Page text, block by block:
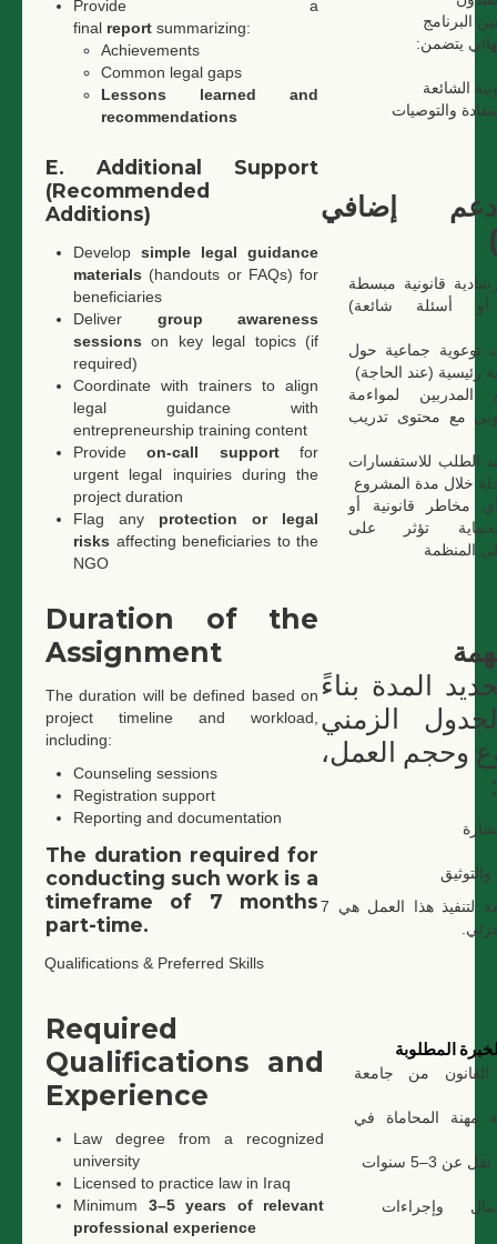
Provide a
final report summarizing:
Achievements
Common legal gaps
Lessons learned and
recommendations
البرنامج
يتضمن:
الشائعة
والتوصيات
E. Additional Support
(Recommended
Additions)
Develop simple legal guidance
materials (handouts or FAQs) for
beneficiaries
Deliver group awareness
sessions on key legal topics (if
required)
Coordinate with trainers to align
legal guidance with
entrepreneurship training content
Provideon-call supportfor
urgent legal inquiries during the
project duration
Flag any protection or legal
risks affecting beneficiaries to the
NGO
إضافي
)
قانونية مبسطة
أسئلة شائعة)
توعوية جماعية حول
رئيسية (عند الحاجة)
المدربين لمواءمة
مع محتوى تدريب
الطلب للاستفسارات
خلال مدة المشروع
مخاطر قانونية أو
تؤثر على
المنظمة
Duration of the
Assignment
The duration will be defined based on
project timeline and workload,
including:
Counseling sessions
Registration support
Reporting and documentation
The duration required for
conducting such work is a
timeframe of 7 months
part-time.
المدة بناءً
الزمني
وحجم العمل،
والتوثيق
المدة المتوقعة لتنفيذ هذا العمل هي 7
Qualifications & Preferred Skills
Required
Qualifications and
Experience
Law degree from a recognized
university
Licensed to practice law in Iraq
Minimum 3–5 years of relevant
professional experience
المطلوبة
من جامعة
مهنة المحاماة في
3–5 سنوات
وإجراءات